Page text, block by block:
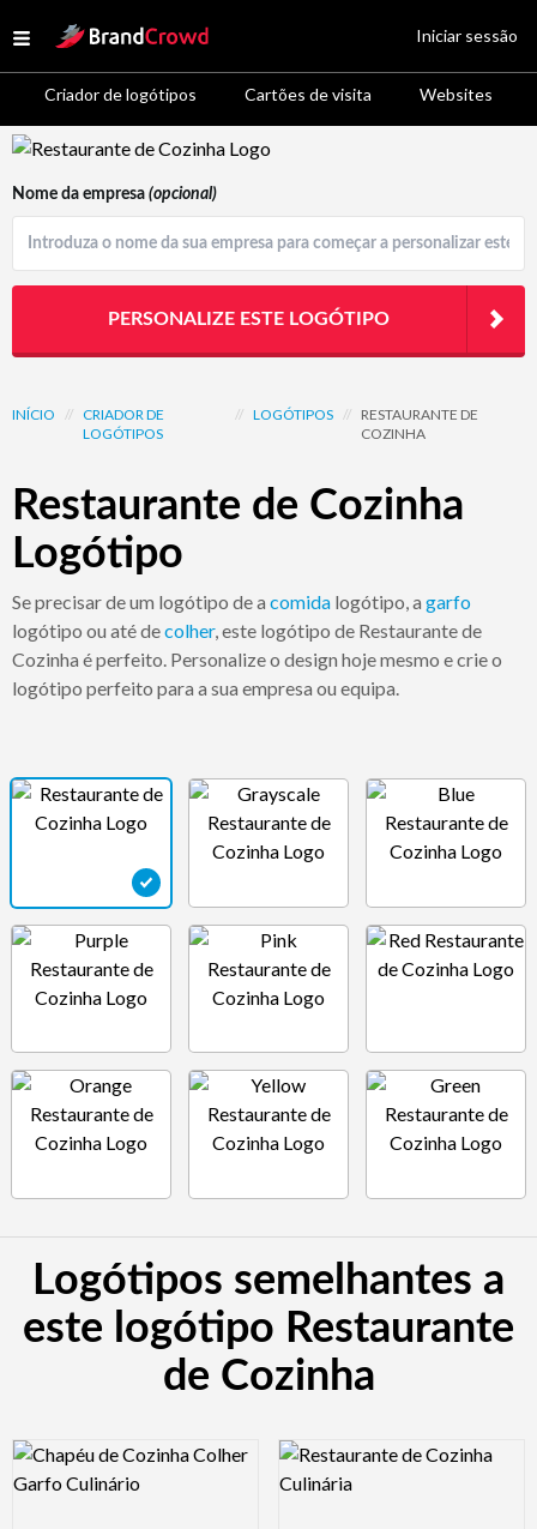
Open menu
Site Logo
Criador de logótipos Cartões de visita Websites
Iniciar sessão
Logo Template Preview
INÍCIO // CRIADOR DE
LOGÓTIPOS
// LOGÓTIPOS // RESTAURANTE DE
COZINHA
Restaurante de Cozinha
Logótipo
Se precisar de um logótipo de a comida logótipo, a garfo
logótipo ou até decolher, este logótipo de Restaurante de
Cozinha é perfeito. Personalize o design hoje mesmo e crie o
logótipo perfeito para a sua empresa ou equipa.
Nome da empresa (opcional)
PERSONALIZE ESTE LOGÓTIPO
Logótipos semelhantes a
este logótipo Restaurante
de Cozinha
Logo Preview Image Logo Preview Image